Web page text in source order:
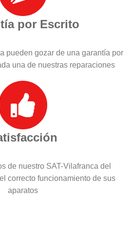
por Escrito
pueden gozar de una garantía por
una de nuestras reparaciones
de nuestro SAT-Vilafranca del
correcto funcionamiento de sus
aparatos